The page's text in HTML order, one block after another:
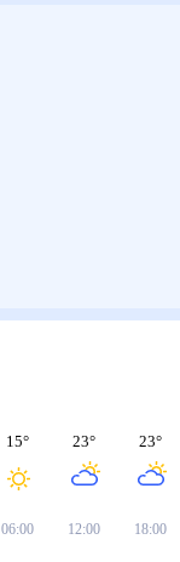
15°
06:00
23°
12:00
23°
18:00